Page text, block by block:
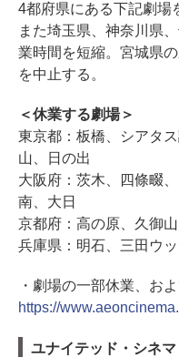
4都府県にある下記劇場
また埼玉県、神奈川県
業時間を短縮。宮城県
を中止する。
＜休業する劇場＞
東京都：板橋、シアタ
山、日の出
大阪府：茨木、四條畷
南、大日
京都府：高の原、久御山
兵庫県：明石、三田ウ
・劇場の一部休業、お
https://
ユナイテッド・シネマ